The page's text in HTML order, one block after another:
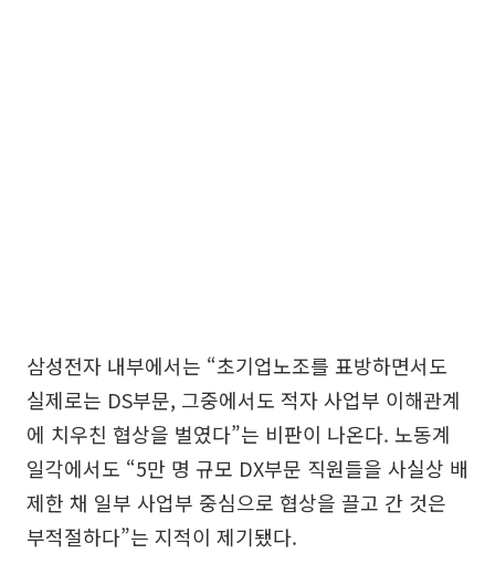
삼성전자 내부에서는 “초기업노조를 표방하면서도
실제로는 DS부문, 그중에서도 적자 사업부 이해관계
에 치우친 협상을 벌였다”는 비판이 나온다. 노동계
일각에서도 “5만 명 규모 DX부문 직원들을 사실상 배
제한 채 일부 사업부 중심으로 협상을 끌고 간 것은
부적절하다”는 지적이 제기됐다.